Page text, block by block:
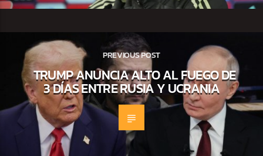
PREVIOUS POST
TRUMP ANUNCIA ALTO AL FUEGO DE
3 DÍAS ENTRE RUSIA Y UCRANIA